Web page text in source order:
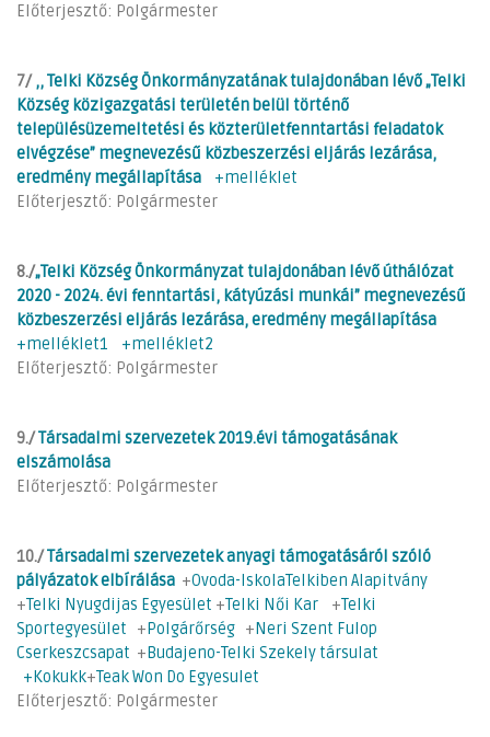
Előterjesztő: Polgármester
7/,, Telki Község Önkormányzatának tulajdonában lévő „Telki
Község közigazgatási területén belül történő
településüzemeltetési és közterületfenntartási feladatok
elvégzése” megnevezésű közbeszerzési eljárás lezárása,
eredmény megállapítása
+melléklet
Előterjesztő: Polgármester
8./„Telki Község Önkormányzat tulajdonában lévő úthálózat
2020 - 2024. évi fenntartási, kátyúzási munkái” megnevezésű
közbeszerzési eljárás lezárása, eredmény megállapítása
+melléklet1
+melléklet2
Előterjesztő: Polgármester
9./Társadalmi szervezetek 2019.évi támogatásának
elszámolása
Előterjesztő: Polgármester
10./Társadalmi szervezetek anyagi támogatásáról szóló
pályázatok elbírálása +Ovoda-IskolaTelkiben Alapitvány
+Telki Nyugdijas Egyesület +Telki Női Kar +Telki
Sportegyesület +Polgárőrség + Neri Szent Fulop
Cserkeszcsapat + Budajeno-Telki Szekely társulat
+ Kokukk+Teak Won Do Egyesulet
Előterjesztő: Polgármester